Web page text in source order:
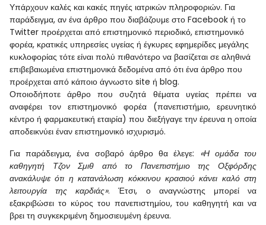
Υπάρχουν καλές και κακές πηγές ιατρικών πληροφοριών. Για
παράδειγμα, αν ένα άρθρο που διαβάζουμε στο Facebook ή το
Twitter προέρχεται από επιστημονικό περιοδικό, επιστημονικό
φορέα, κρατικές υπηρεσίες υγείας ή έγκυρες εφημερίδες μεγάλης
κυκλοφορίας τότε είναι πολύ πιθανότερο να βασίζεται σε αληθινά
επιβεβαιωμένα επιστημονικά δεδομένα από ότι ένα άρθρο που
προέρχεται από κάποιο άγνωστο site ή blog.
Οποιοδήποτε άρθρο που συζητά θέματα υγείας πρέπει να
αναφέρει τον επιστημονικό φορέα (πανεπιστήμιο, ερευνητικό
κέντρο ή φαρμακευτική εταιρία) που διεξήγαγε την έρευνα η οποία
αποδεικνύει έναν επιστημονικό ισχυρισμό.
Για παράδειγμα, ένα σοβαρό άρθρο θα έλεγε: «Η ομάδα του
καθηγητή Τζον Σμιθ από το Πανεπιστήμιο της Οξφόρδης
ανακάλυψε ότι η κατανάλωση κόκκινου κρασιού κάνει καλό στη
λειτουργία της καρδιάς». Έτσι, ο αναγνώστης μπορεί να
εξακριβώσει το κύρος του πανεπιστημίου, του καθηγητή και να
βρει τη συγκεκριμένη δημοσιευμένη έρευνα.